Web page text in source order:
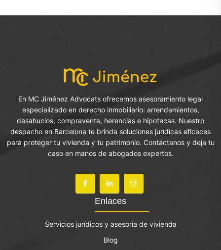
En MC Jiménez Advocats ofrecemos asesoramiento legal
especializado en derecho inmobiliario: arrendamientos,
desahucios, compraventa, herencias e hipotecas. Nuestro
despacho en Barcelona te brinda soluciones jurídicas eficaces
para proteger tu vivienda y tu patrimonio. Contáctanos y deja tu
caso en manos de abogados expertos.
Enlaces
Servicios jurídicos y asesoría de vivienda
Blog